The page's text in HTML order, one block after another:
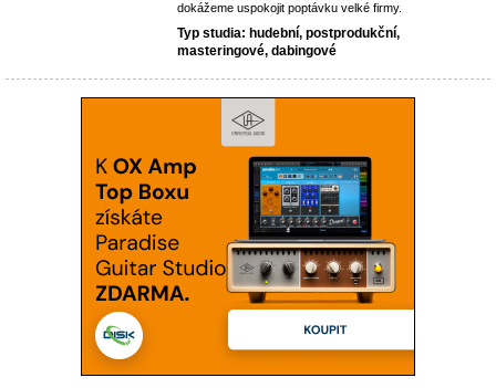
dokážeme uspokojit poptávku velké firmy.
Typ studia: hudební, postprodukční,
masteringové, dabingové